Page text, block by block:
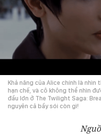
Khả năng của Alice chính là
hạn chế, và cô không thể nhìn
đầu lớn ở The Twilight Saga:
nguyên cả bầy sói còn gì!